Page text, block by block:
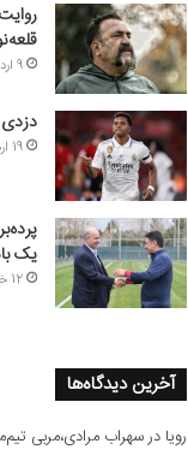
9 اردیبهشت, 1402
19 اردیبهشت, 1402
یک
12 خرداد, 1402
آخرین دیدگاه‌ها
رویا درسهراب مرادی،مربی